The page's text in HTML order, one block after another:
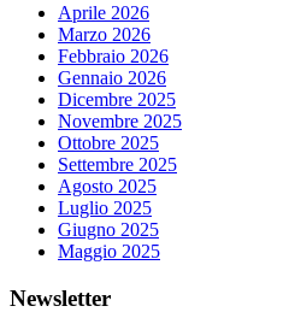
Aprile 2026
Marzo 2026
Febbraio 2026
Gennaio 2026
Dicembre 2025
Novembre 2025
Ottobre 2025
Settembre 2025
Agosto 2025
Luglio 2025
Giugno 2025
Maggio 2025
Newsletter